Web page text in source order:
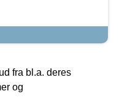
fra bl.a. deres
og